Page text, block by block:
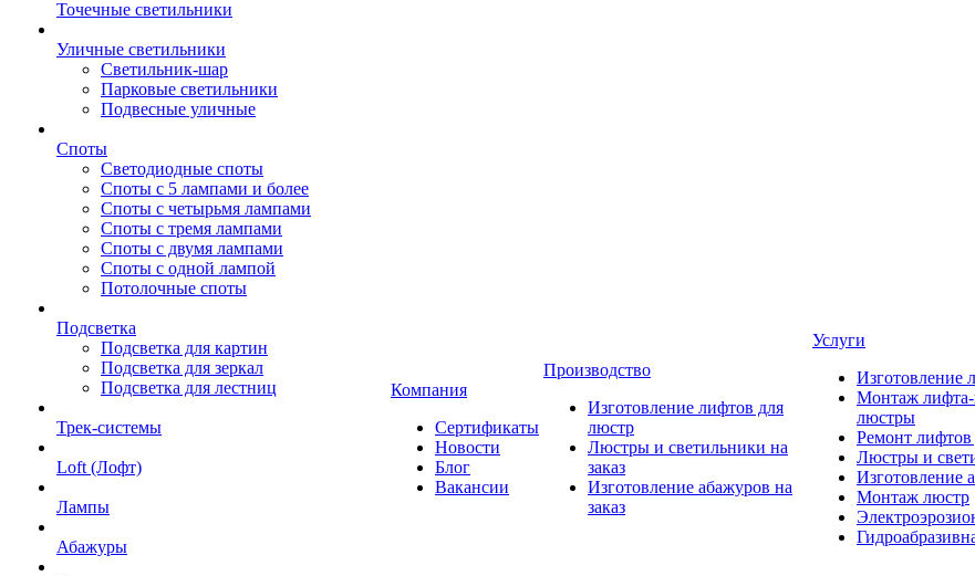
Точечные светильники
Уличные светильники
Светильник-шар
Парковые светильники
Подвесные уличные
Споты
Светодиодные споты
Споты с 5 лампами и более
Споты с четырьмя лампами
Споты с тремя лампами
Споты с двумя лампами
Споты с одной лампой
Потолочные споты
Подсветка
Подсветка для картин
Подсветка для зеркал
Подсветка для лестниц
Трек-системы
Loft (Лофт)
Лампы
Абажуры
Компания
Сертификаты
Новости
Блог
Вакансии
Производство
Изготовление лифтов для
люстр
Люстры и светильники на
заказ
Изготовление абажуров на
заказ
Услуги
Изготовление
Монтаж
люстры
Ремонт
Люстры и
Изготовление
Монтаж люстр